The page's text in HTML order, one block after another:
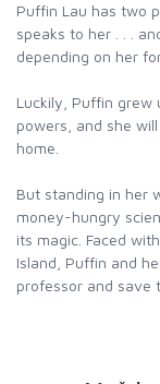
Puffin Lau has two
speaks to her . . .
depending on her
Luckily, Puffin grew
powers, and she
home.
But standing in her
money-hungry
its magic. Faced
Island, Puffin and
professor and save